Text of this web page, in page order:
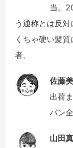
当。
う通称とは反
くちゃ硬い髪
者。
佐藤
出荷
パン
山田